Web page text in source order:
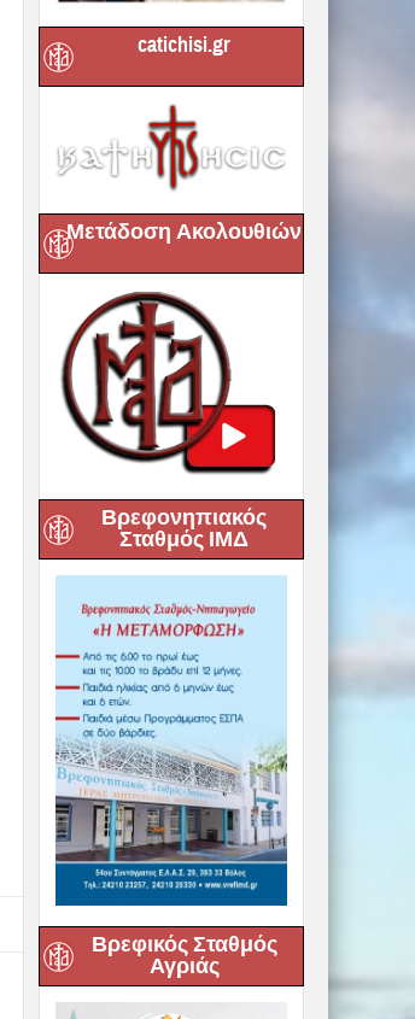
catichisi.gr
Μετάδοση Ακολουθιών
Βρεφονηπιακός
Σταθμός ΙΜΔ
Βρεφικός Σταθμός
Αγριάς